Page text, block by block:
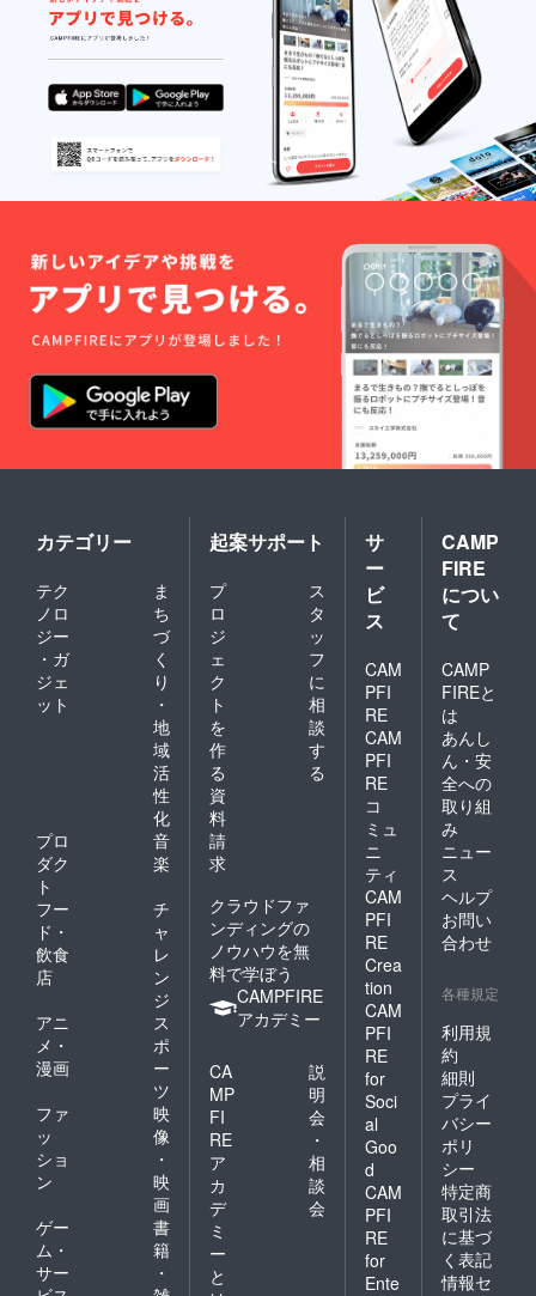
カテゴリー
テク
ノロ
ジー
・ガ
ジェ
ット
ま
ち
づ
く
り
・
地
域
活
性
化
プロ
ダク
ト
音
楽
フー
ド・
飲食
店
チ
ャ
レ
ン
ジ
アニ
メ・
漫画
ス
ポ
ー
ツ
ファ
ッ
ショ
ン
映
像
・
映
画
ゲー
ム・
サー
書
籍
・
起案サポート
プ
ロ
ジ
ェ
ク
ト
を
作
る
ス
タ
ッ
フ
に
相
談
す
る
資
料
請
求
クラウドファ
ンディングの
ノウハウを無
料で学ぼう
CAMPFIRE
アカデミー
CA
MP
FI
RE
ア
カ
デ
ミ
ー
と
説
明
会
・
相
談
会
サ
ー
ビ
ス
CAM
PFI
RE
CAM
PFI
RE
コ
ミュ
ニ
ティ
CAM
PFI
RE
Crea
tion
CAM
PFI
RE
for
Soci
al
Goo
d
CAM
PFI
RE
for
Ente
CAMP
FIRE
につい
て
CAMP
FIREと
は
あんし
ん・安
全への
取り組
み
ニュー
ス
ヘルプ
お問い
合わせ
各種規定
利用規
約
細則
プライ
バシー
ポリ
シー
特定商
取引法
に基づ
く表記
情報セ